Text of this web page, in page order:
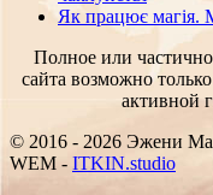
Як працює магія.
Полное или
сайта возможно
активной
© 2016 - 2026 Эжени
WEB- ITKIN.studio